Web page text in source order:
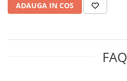
ADAUGA IN COS
FAQ